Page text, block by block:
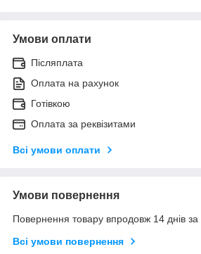
Умови оплати
Післяплата
Оплата на рахунок
Готівкою
Оплата за реквізитами
Всі умови оплати
Умови повернення
Повернення товару впродовж 14 днів
Всі умови повернення